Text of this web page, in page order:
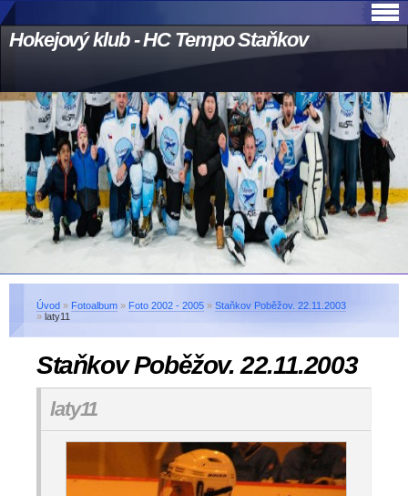
Hokejový klub - HC Tempo Staňkov
Úvod » Fotoalbum » Foto 2002 - 2005 » Staňkov Poběžov. 22.11.2003
» laty11
Staňkov Poběžov. 22.11.2003
laty11